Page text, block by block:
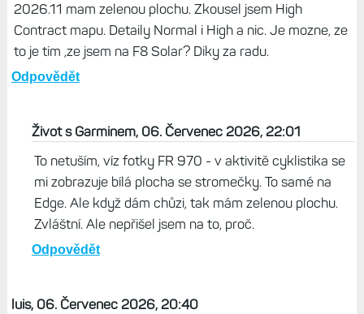
2026.11 mam zelenou plochu. Zkousel jsem High
Contract mapu. Detaily Normal i High a nic. Je mozne, ze
to je tim ,ze jsem na F8 Solar? Diky za radu.
Odpovědět
Život s Garminem, 06. Červenec 2026, 22:01
To netuším, víz fotky FR 970 - v aktivitě cyklistika se
mi zobrazuje bílá plocha se stromečky. To samé na
Edge. Ale když dám chůzi, tak mám zelenou plochu.
Zvláštní. Ale nepřišel jsem na to, proč.
Odpovědět
luis, 06. Červenec 2026, 20:40